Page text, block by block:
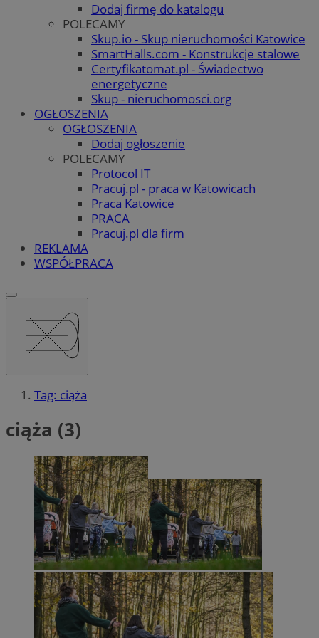
Dodaj firmę do katalogu
POLECAMY
Skup.io - Skup nieruchomości Katowice
SmartHalls.com - Konstrukcje stalowe
Certyfikatomat.pl - Świadectwo
energetyczne
Skup - nieruchomosci.org
OGŁOSZENIA
OGŁOSZENIA
Dodaj ogłoszenie
POLECAMY
Protocol IT
Pracuj.pl - praca w Katowicach
Praca Katowice
PRACA
Pracuj.pl dla firm
REKLAMA
WSPÓŁPRACA
Tag: ciąża
ciąża (3)